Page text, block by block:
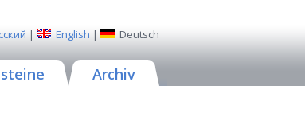
| English | Deutsch
Archiv